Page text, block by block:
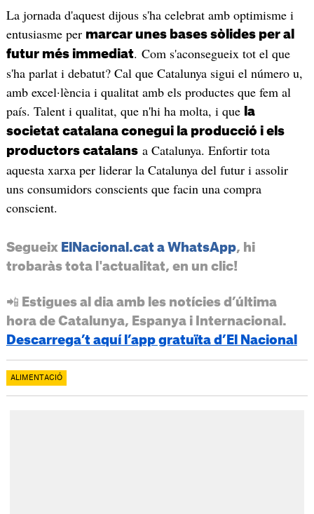
La jornada d'aquest dijous s'ha celebrat amb optimisme i
entusiasme per marcar unes bases sòlides per al
futur més immediat. Com s'aconsegueix tot el que
s'ha parlat i debatut? Cal que Catalunya sigui el número u,
amb excel·lència i qualitat amb els productes que fem al
país. Talent i qualitat, que n'hi ha molta, i que la
societat catalana conegui la producció i els
productors catalansa Catalunya. Enfortir tota
aquesta xarxa per liderar la Catalunya del futur i assolir
uns consumidors conscients que facin una compra
conscient.
Segueix ElNacional.cat a WhatsApp, hi
trobaràs tota l'actualitat, en un clic!
📲 Estigues al dia amb les notícies d’última
hora de Catalunya, Espanya i Internacional.
Descarrega’t aquí l’app gratuïta d’El Nacional
ALIMENTACIÓ